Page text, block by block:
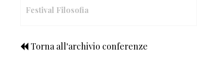
Festival Filosofia
Torna all'archivio conferenze